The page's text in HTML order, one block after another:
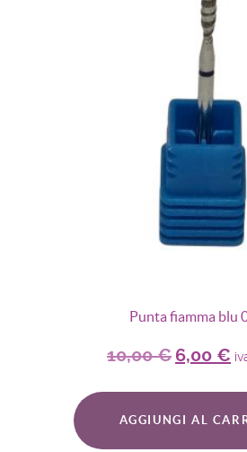
Punta fiamma blu
10,00€ 6,00 €
AGGIUNGI AL